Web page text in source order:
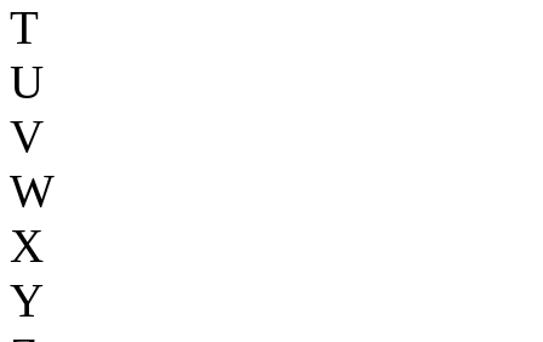
T
U
V
W
X
Y